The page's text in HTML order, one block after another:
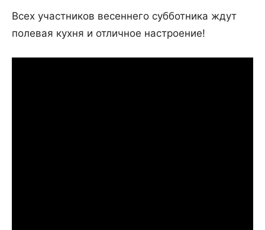
Всех участников весеннего субботника ждут
полевая кухня и отличное настроение!